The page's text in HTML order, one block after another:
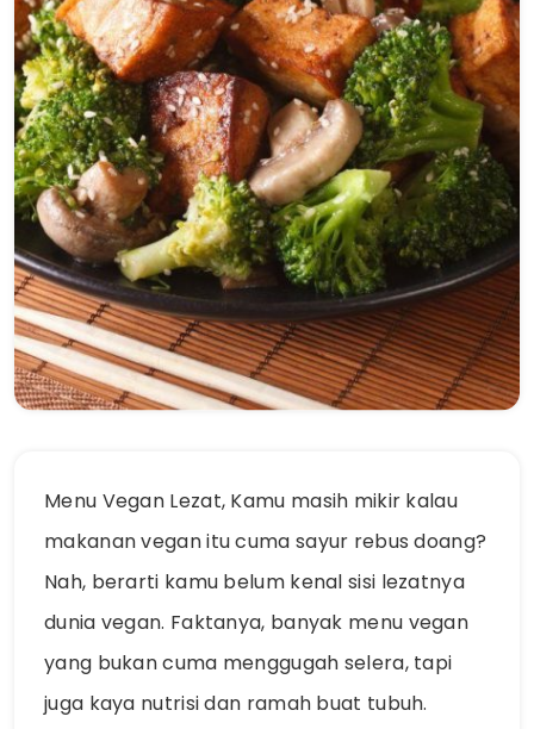
Menu Vegan Lezat, Kamu masih mikir kalau
makanan vegan itu cuma sayur rebus doang?
Nah, berarti kamu belum kenal sisi lezatnya
dunia vegan. Faktanya, banyak menu vegan
yang bukan cuma menggugah selera, tapi
juga kaya nutrisi dan ramah buat tubuh.